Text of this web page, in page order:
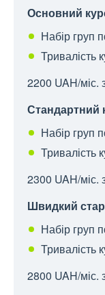
Основний
Набір груп
Тривалість
2200 UAH/міс.
Стандартний
Набір груп
Тривалість
2300 UAH/міс.
Швидкий
Набір груп
Тривалість
2800 UAH/міс.